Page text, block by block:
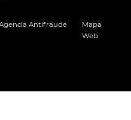
Antifraude
Mapa
Web